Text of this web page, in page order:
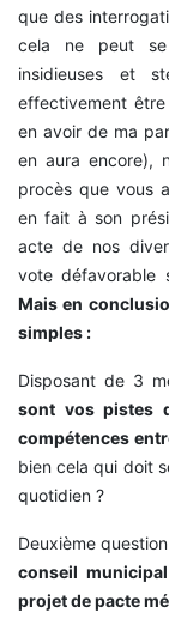
que des
cela ne peut se
insidieuses et
effectivement
en avoir de ma
en aura encore),
procès que vous
en fait à son
acte de nos
vote défavorable
Mais en
simples :
Disposant de 3
sont vos pistes
compétences
bien cela qui doit
quotidien ?
Deuxième
conseil
projet de pacte